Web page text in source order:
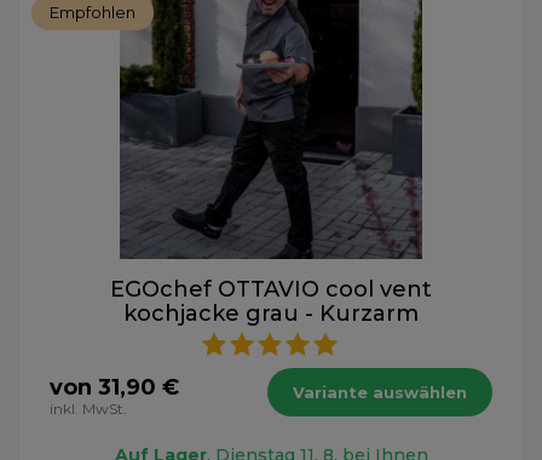
Empfohlen
EGOchef OTTAVIO cool vent
kochjacke grau - Kurzarm
von 31,90 €
inkl. MwSt.
Variante auswählen
Auf Lager, Dienstag 11. 8. bei Ihnen